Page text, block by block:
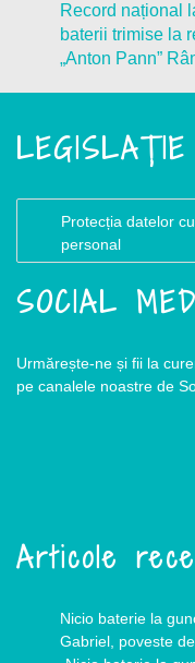
Record național
baterii trimise la
„Anton Pann”
LEGISLAȚIE
Protecția datelor
personal
SOCIAL
Urmărește-ne și fii la
pe canalele noastre de
Articole
Nicio baterie la
Gabriel, poveste